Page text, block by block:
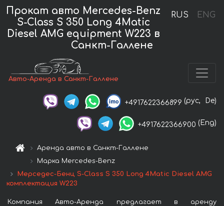
RUS ENG
Прокат авто Mercedes-Benz
S-Class S 350 Long 4Matic
Diesel AMG equipment W223 в
Санкт-Галлене
Авто-Аренда в Санкт-Галлене
+4917622366899 (рус, De)
+4917622366900 (Eng)
Аренда авто в Санкт-Галлене
Марка Mercedes-Benz
Мерседес-Бенц S-Class S 350 Long 4Matic Diesel AMG
комплектация W223
Компания Авто-Аренда предлагает в аренду